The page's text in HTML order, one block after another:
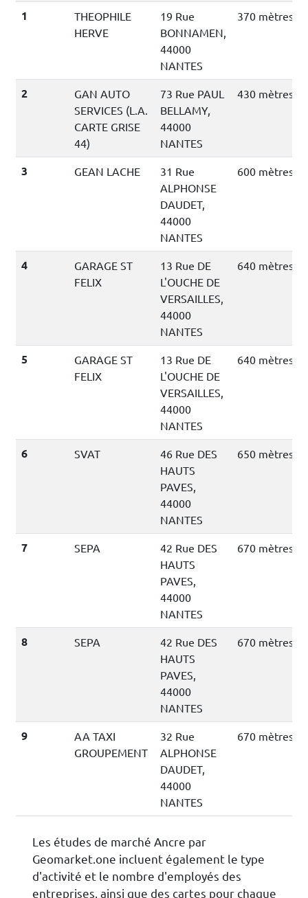
1
THEOPHILE
HERVE
19 Rue
BONNAMEN,
44000
NANTES
370 mètres
2
GAN AUTO
SERVICES (L.A.
CARTE GRISE
44)
73 Rue PAUL
BELLAMY,
44000
NANTES
430 mètres
3 GEAN LACHE
31 Rue
ALPHONSE
DAUDET,
44000
NANTES
600 mètres
4
GARAGE ST
FELIX
13 Rue DE
L'OUCHE DE
VERSAILLES,
44000
NANTES
640 mètres
5
GARAGE ST
FELIX
13 Rue DE
L'OUCHE DE
VERSAILLES,
44000
NANTES
640 mètres
6 SVAT
46 Rue DES
HAUTS
PAVES,
44000
NANTES
650 mètres
7 SEPA
42 Rue DES
HAUTS
PAVES,
44000
NANTES
670 mètres
8 SEPA
42 Rue DES
HAUTS
PAVES,
44000
NANTES
670 mètres
9
AA TAXI
GROUPEMENT
32 Rue
ALPHONSE
DAUDET,
44000
NANTES
670 mètres
Les études de marché Ancre par
Geomarket.one incluent également le type
d'activité et le nombre d'employés des
entreprises, ainsi que des cartes pour chaque